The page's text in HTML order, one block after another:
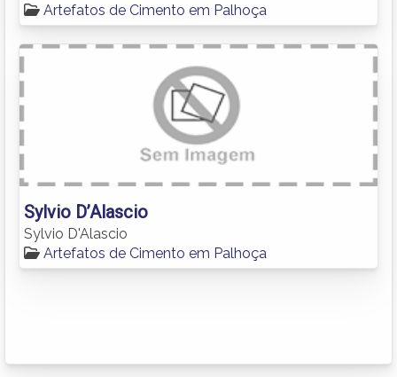
Artefatos de Cimento em Palhoça
Sylvio D’Alascio
Sylvio D'Alascio
Artefatos de Cimento em Palhoça